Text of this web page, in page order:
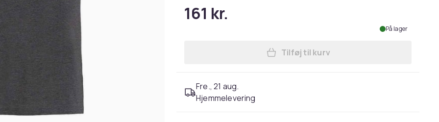
161 kr.
På lager
Læg Kustom Kit Superwash 60°C
Tilføj til kurv
Fre., 21 aug.
Hjemmelevering